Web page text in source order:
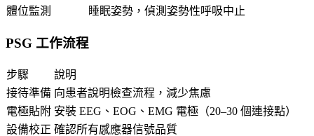
體位監測
睡眠姿勢，偵測姿勢性呼吸中止
PSG 工作流程
步驟
說明
接待準備 向患者說明檢查流程，減少焦慮
電極貼附 安裝 EEG、EOG、EMG 電極（20–30 個連接點）
設備校正 確認所有感應器信號品質